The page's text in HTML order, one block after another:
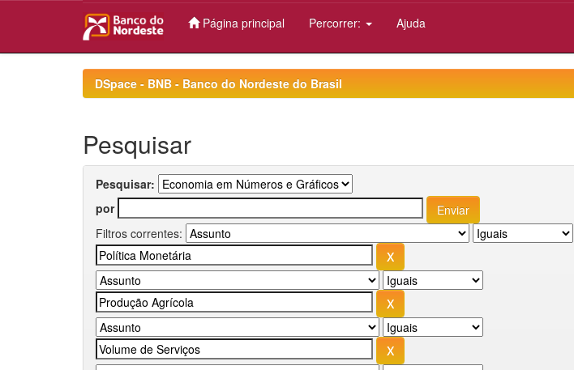
Página principal Percorrer: Ajuda
DSpace - BNB - Banco do Nordeste do Brasil
Pesquisar
Pesquisar:
por
Filtros correntes: